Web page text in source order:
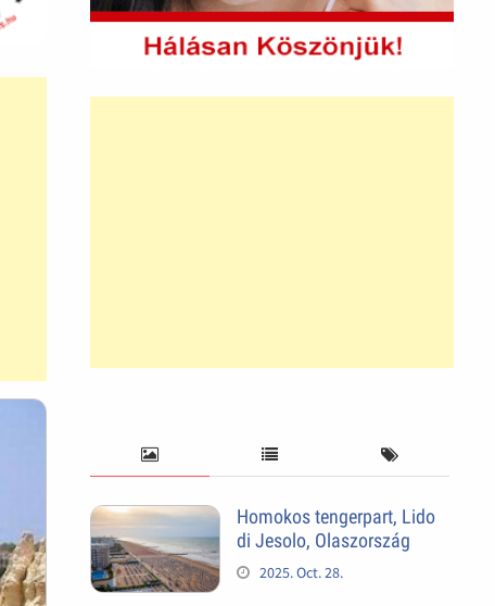
Homokos tengerpart, Lido
di Jesolo, Olaszország
2025. Oct. 28.